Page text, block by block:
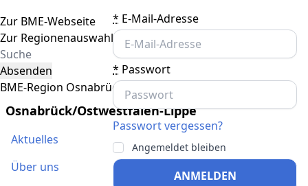
* E-Mail-Adresse
* Passwort
Passwort vergessen?
Angemeldet bleiben
ANMELDEN
Toggle navigation
Zur BME-Webseite
Zur Regionenauswahl
Absenden
BME-Region Osnabrück/Ostwestfalen-Lippe
Osnabrück/Ostwestfalen-Lippe
Aktuelles
Über uns